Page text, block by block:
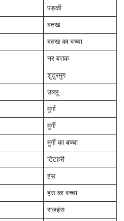
पड़की
बतख
बतख का बच्चा
नर बत्तक
शुतुरमुग
उल्लू
मुर्गा
मुर्गी
मुर्गी का बच्चा
टिटहरी
हंस
हंस का बच्चा
राजहंस